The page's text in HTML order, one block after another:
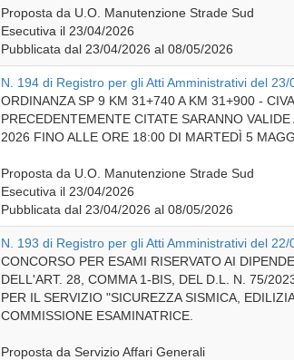
Proposta da U.O. Manutenzione Strade Sud
Esecutiva il 23/04/2026
Pubblicata dal 23/04/2026 al 08/05/2026
N. 194 di Registro per gli Atti Amministrativi del 23/
ORDINANZA SP 9 KM 31+740 A KM 31+900 -
PRECEDENTEMENTE CITATE SARANNO
2026 FINO ALLE ORE 18:00 DI MARTEDÌ 5
Proposta da U.O. Manutenzione Strade Sud
Esecutiva il 23/04/2026
Pubblicata dal 23/04/2026 al 08/05/2026
N. 193 di Registro per gli Atti Amministrativi del 22/
CONCORSO PER ESAMI RISERVATO AI
DELL'ART. 28, COMMA 1-BIS, DEL D.L. N. 75/
PER IL SERVIZIO "SICUREZZA SISMICA,
COMMISSIONE ESAMINATRICE.
Proposta da Servizio Affari Generali